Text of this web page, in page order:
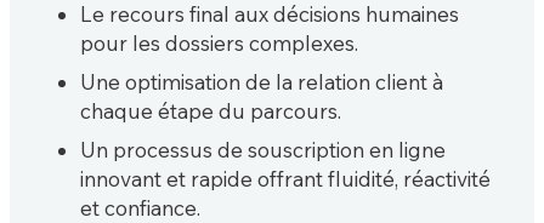
Le recours final aux décisions humaines
pour les dossiers complexes.
Une optimisation de la relation client à
chaque étape du parcours.
Un processus de souscription en ligne
innovant et rapide offrant fluidité, réactivité
et confiance.